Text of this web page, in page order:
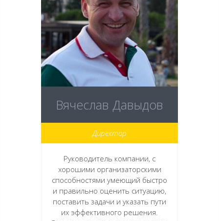
Вячеслав Давыдов
Директор
Руководитель компании, с
хорошими организаторскими
способностями умеющий быстро
и правильно оценить ситуацию,
поставить задачи и указать пути
их эффективного решения.